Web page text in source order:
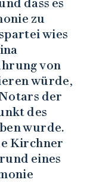
zu
wies
von
würde,
der
des
wurde.
Kirchner
eines